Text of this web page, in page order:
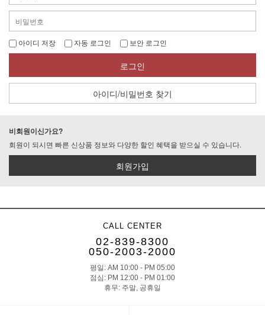
아이디 저장 자동 로그인 보안 로그인
로그인
아이디/비밀번호 찾기
비회원이신가요?
회원이 되시면 빠른 신상품 정보와 다양한 할인 혜택을 받으실 수 있습니다.
회원가입
CALL CENTER
02-839-8300
050-2003-2000
평일: AM 10:00 - PM 05:00
점심: PM 12:00 - PM 01:00
휴무: 주말, 공휴일